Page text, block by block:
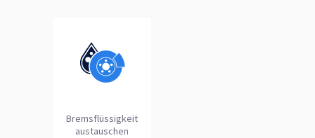
Bremsflüssigkeit
austauschen